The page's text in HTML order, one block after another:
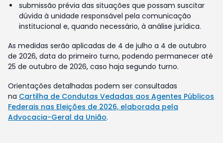
submissão prévia das situações que possam suscitar
dúvida à unidade responsável pela comunicação
institucional e, quando necessário, à análise jurídica.
As medidas serão aplicadas de 4 de julho a 4 de outubro
de 2026, data do primeiro turno, podendo permanecer até
25 de outubro de 2026, caso haja segundo turno.
Orientações detalhadas podem ser consultadas
na Cartilha de Condutas Vedadas aos Agentes Públicos
Federais nas Eleições de 2026, elaborada pela
Advocacia-Geral da União.